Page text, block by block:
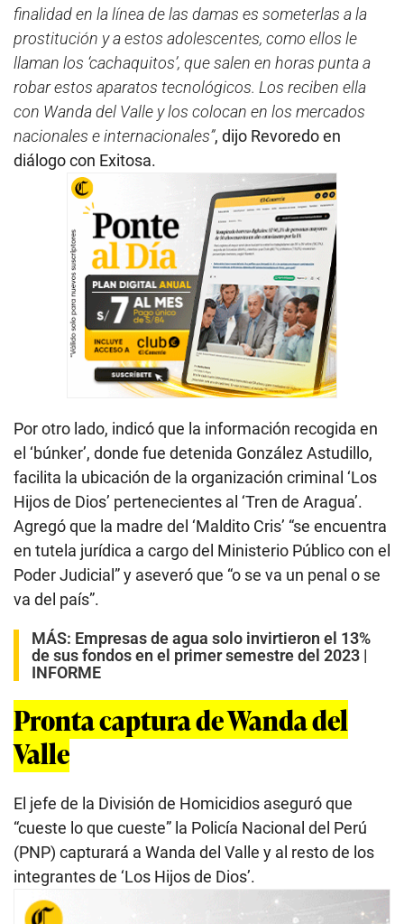
finalidad en la línea de las damas es someterlas a la
prostitución y a estos adolescentes, como ellos le
llaman los ‘cachaquitos’, que salen en horas punta a
robar estos aparatos tecnológicos. Los reciben ella
con Wanda del Valle y los colocan en los mercados
nacionales e internacionales”, dijo Revoredo en
diálogo con Exitosa.
Por otro lado, indicó que la información recogida en
el ‘búnker’, donde fue detenida González Astudillo,
facilita la ubicación de la organización criminal ‘Los
Hijos de Dios’ pertenecientes al ‘Tren de Aragua’.
Agregó que la madre del ‘Maldito Cris’ “se encuentra
en tutela jurídica a cargo del Ministerio Público con el
Poder Judicial” y aseveró que “o se va un penal o se
va del país”.
MÁS: Empresas de agua solo invirtieron el 13%
de sus fondos en el primer semestre del 2023 |
INFORME
Pronta captura de Wanda del
Valle
El jefe de la División de Homicidios aseguró que
“cueste lo que cueste” la Policía Nacional del Perú
(PNP) capturará a Wanda del Valle y al resto de los
integrantes de ‘Los Hijos de Dios’.